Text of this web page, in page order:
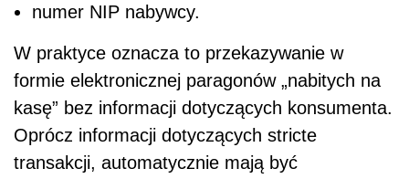
numer NIP nabywcy.
W praktyce oznacza to przekazywanie w
formie elektronicznej paragonów „nabitych na
kasę” bez informacji dotyczących konsumenta.
Oprócz informacji dotyczących stricte
transakcji, automatycznie mają być